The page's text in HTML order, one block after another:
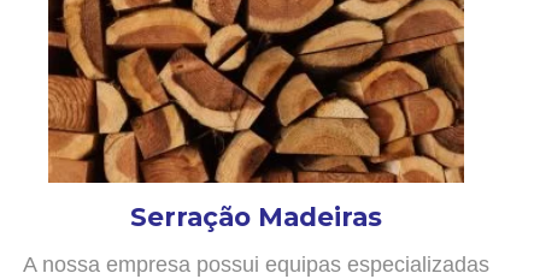
Serração Madeiras
A nossa empresa possui equipas especializadas